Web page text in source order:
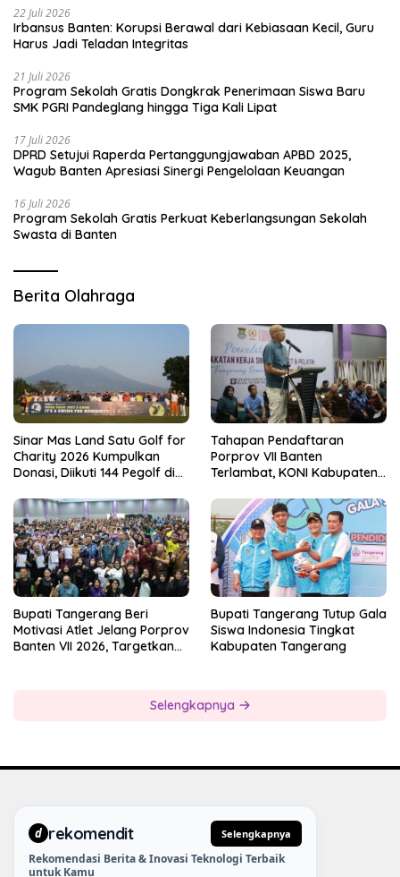
22 Juli 2026
Irbansus Banten: Korupsi Berawal dari Kebiasaan Kecil, Guru
Harus Jadi Teladan Integritas
21 Juli 2026
Program Sekolah Gratis Dongkrak Penerimaan Siswa Baru
SMK PGRI Pandeglang hingga Tiga Kali Lipat
17 Juli 2026
DPRD Setujui Raperda Pertanggungjawaban APBD 2025,
Wagub Banten Apresiasi Sinergi Pengelolaan Keuangan
16 Juli 2026
Program Sekolah Gratis Perkuat Keberlangsungan Sekolah
Swasta di Banten
Berita Olahraga
Sinar Mas Land Satu Golf for
Charity 2026 Kumpulkan
Donasi, Diikuti 144 Pegolf di
Tahapan Pendaftaran
Porprov VII Banten
Terlambat, KONI Kabupaten
Kesiapan Panitia
Bupati Tangerang Beri
Motivasi Atlet Jelang Porprov
Banten VII 2026, Targetkan
Bupati Tangerang Tutup Gala
Siswa Indonesia Tingkat
Kabupaten Tangerang
Selengkapnya
d rekomendit Selengkapnya
Rekomendasi Berita & Inovasi Teknologi Terbaik
untuk Kamu